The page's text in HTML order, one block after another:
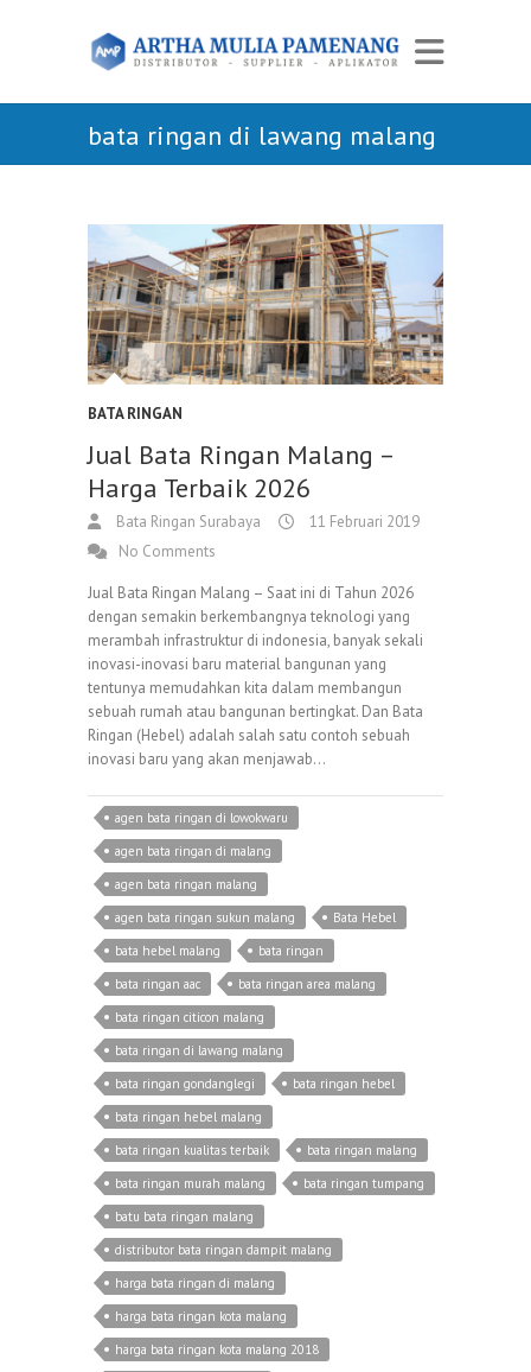
bata ringan di lawang malang
BATA RINGAN
Jual Bata Ringan Malang –
Harga Terbaik 2026
Bata Ringan Surabaya
11 Februari 2019
No Comments
Jual Bata Ringan Malang – Saat ini di Tahun 2026
dengan semakin berkembangnya teknologi yang
merambah infrastruktur di indonesia, banyak sekali
inovasi-inovasi baru material bangunan yang
tentunya memudahkan kita dalam membangun
sebuah rumah atau bangunan bertingkat. Dan Bata
Ringan (Hebel) adalah salah satu contoh sebuah
inovasi baru yang akan menjawab…
agen bata ringan di lowokwaru
agen bata ringan di malang
agen bata ringan malang
agen bata ringan sukun malang
Bata Hebel
bata hebel malang
bata ringan
bata ringan aac
bata ringan area malang
bata ringan citicon malang
bata ringan di lawang malang
bata ringan gondanglegi
bata ringan hebel
bata ringan hebel malang
bata ringan kualitas terbaik
bata ringan malang
bata ringan murah malang
bata ringan tumpang
batu bata ringan malang
distributor bata ringan dampit malang
harga bata ringan di malang
harga bata ringan kota malang
harga bata ringan kota malang 2018